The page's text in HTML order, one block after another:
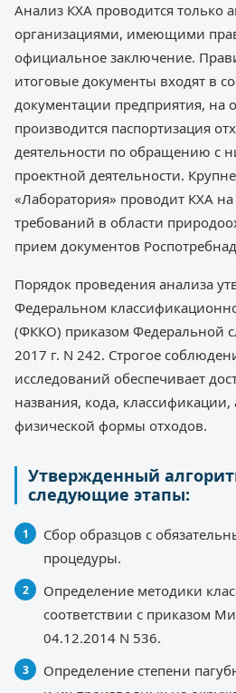
Анализ КХА проводится только
организациями, имеющими
официальное заключение.
итоговые документы входят в
документации предприятия, на
производится паспортизация
деятельности по обращению с
проектной деятельности.
«Лаборатория» проводит КХА
требований в области
прием документов
Порядок проведения анализа
Федеральном
(ФККО) приказом Федеральной
2017 г. N 242. Строгое
исследований обеспечивает
названия, кода, классификации,
физической формы отходов.
Утвержденный
следующие этапы:
Сбор образцов с
процедуры.
Определение методики
соответствии с приказом
04.12.2014 N 536.
Определение степени